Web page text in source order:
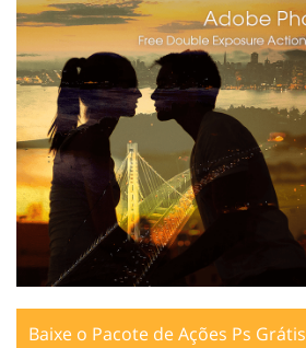
Baixe o Pacote de Ações Ps Grátis